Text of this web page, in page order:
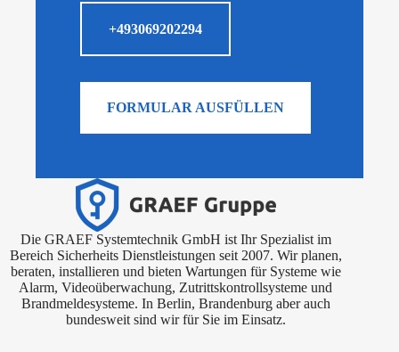
+493069202294
FORMULAR AUSFÜLLEN
Die GRAEF Systemtechnik GmbH ist Ihr Spezialist im
Bereich Sicherheits Dienstleistungen seit 2007. Wir planen,
beraten, installieren und bieten Wartungen für Systeme wie
Alarm, Videoüberwachung, Zutrittskontrollsysteme und
Brandmeldesysteme. In Berlin, Brandenburg aber auch
bundesweit sind wir für Sie im Einsatz.